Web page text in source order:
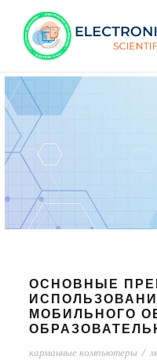
ОСНОВНЫЕ
МОБИЛЬНОГО
карманные компьютеры /